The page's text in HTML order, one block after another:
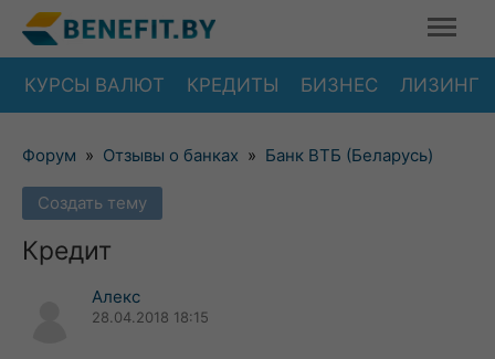
КУРСЫ ВАЛЮТ КРЕДИТЫ БИЗНЕС ЛИЗИНГ
Форум » Отзывы о банках » Банк ВТБ (Беларусь)
Создать тему
Кредит
Алекс
28.04.2018 18:15